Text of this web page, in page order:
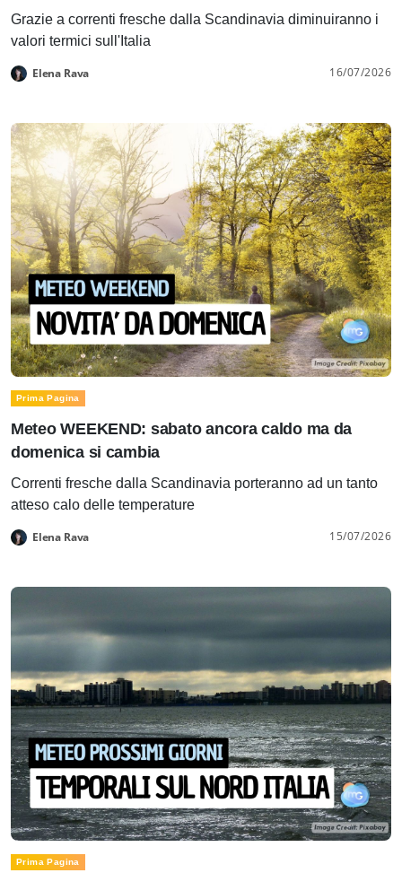
Grazie a correnti fresche dalla Scandinavia diminuiranno i
valori termici sull'Italia
Elena Rava 16/07/2026
Prima Pagina
Meteo WEEKEND: sabato ancora caldo ma da
domenica si cambia
Correnti fresche dalla Scandinavia porteranno ad un tanto
atteso calo delle temperature
Elena Rava 15/07/2026
Prima Pagina